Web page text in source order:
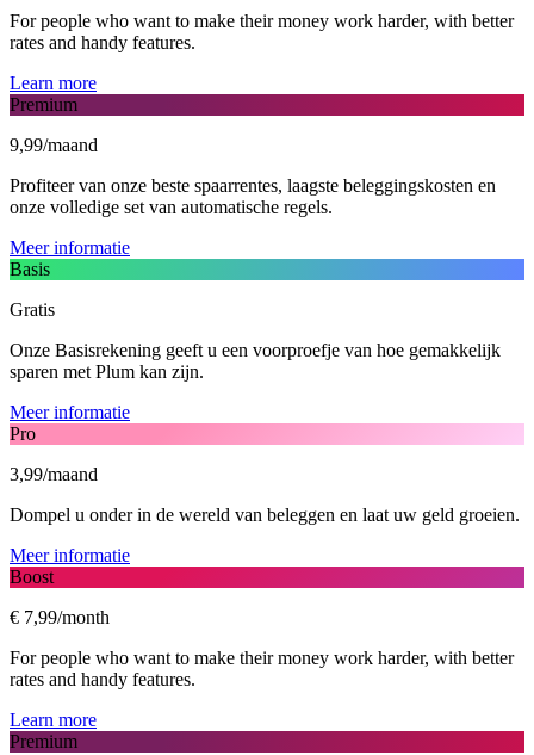
For people who want to make their money work harder, with better
rates and handy features.
Learn more
Premium
9,99/maand
Profiteer van onze beste spaarrentes, laagste beleggingskosten en
onze volledige set van automatische regels.
Meer informatie
Basis
Gratis
Onze Basisrekening geeft u een voorproefje van hoe gemakkelijk
sparen met Plum kan zijn.
Meer informatie
Pro
3,99/maand
Dompel u onder in de wereld van beleggen en laat uw geld groeien.
Meer informatie
Boost
€ 7,99/month
For people who want to make their money work harder, with better
rates and handy features.
Learn more
Premium